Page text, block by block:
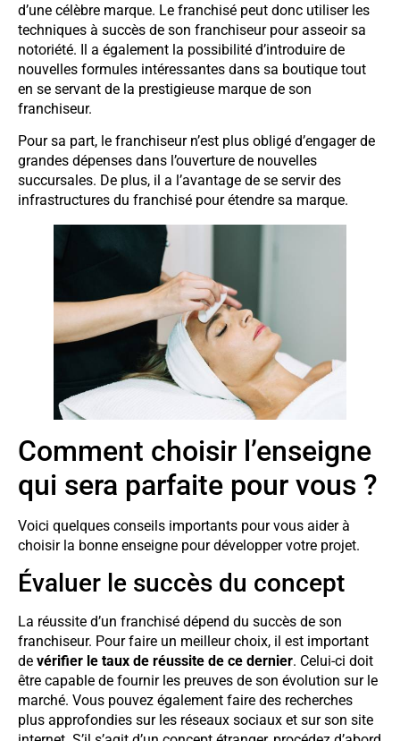
d’une célèbre marque. Le franchisé peut donc utiliser les
techniques à succès de son franchiseur pour asseoir sa
notoriété. Il a également la possibilité d’introduire de
nouvelles formules intéressantes dans sa boutique tout
en se servant de la prestigieuse marque de son
franchiseur.
Pour sa part, le franchiseur n’est plus obligé d’engager de
grandes dépenses dans l’ouverture de nouvelles
succursales. De plus, il a l’avantage de se servir des
infrastructures du franchisé pour étendre sa marque.
Comment choisir l’enseigne
qui sera parfaite pour vous ?
Voici quelques conseils importants pour vous aider à
choisir la bonne enseigne pour développer votre projet.
Évaluer le succès du concept
La réussite d’un franchisé dépend du succès de son
franchiseur. Pour faire un meilleur choix, il est important
de vérifier le taux de réussite de ce dernier. Celui-ci doit
être capable de fournir les preuves de son évolution sur le
marché. Vous pouvez également faire des recherches
plus approfondies sur les réseaux sociaux et sur son site